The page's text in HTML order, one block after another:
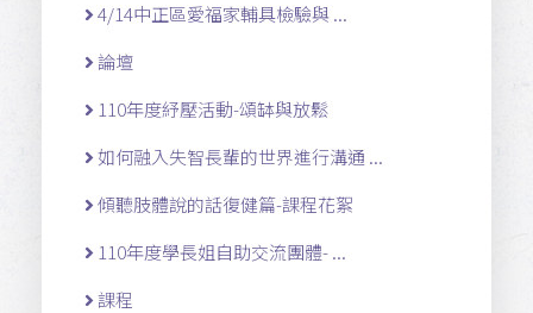
4/14中正區愛福家輔具檢驗與 ...
論壇
110年度紓壓活動-頌缽與放鬆
如何融入失智長輩的世界進行溝通 ...
傾聽肢體說的話復健篇-課程花絮
110年度學長姐自助交流團體- ...
課程